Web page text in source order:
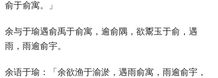
俞于俞寓。」
余与于瑜遇俞禹于俞寓，逾俞隅，欲鬻玉于俞，遇
雨，雨逾俞宇。
余语于瑜：「余欲渔于渝淤，遇雨俞寓，雨逾俞宇，